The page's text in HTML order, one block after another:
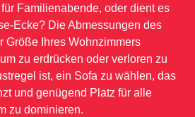
für Familienabende, oder dient es
Ecke? Die Abmessungen des
Größe Ihres Wohnzimmers
zu erdrücken oder verloren zu
ist, ein Sofa zu wählen, das
und genügend Platz für alle
zu dominieren.